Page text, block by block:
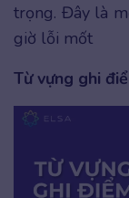
trọng. Đây là
giờ lỗi mốt
Từ vựng ghi